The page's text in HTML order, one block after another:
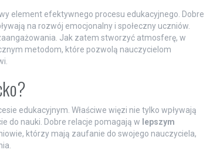
element efektywnego procesu edukacyjnego. Dobre
na rozwój emocjonalny i społeczny uczniów.
Jak zatem stworzyć atmosferę, w
metodom, które pozwolą nauczycielom
edukacyjnym. Właściwe więzi nie tylko wpływają
do nauki. Dobre relacje pomagają w lepszym
którzy mają zaufanie do swojego nauczyciela,